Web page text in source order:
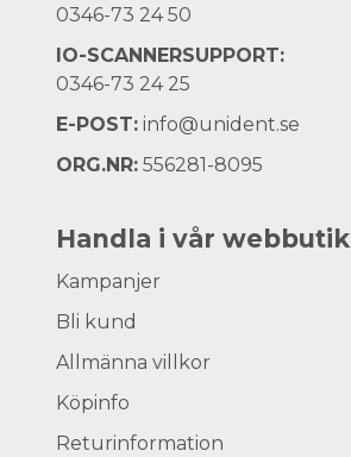
0346-73 24 50
IO-SCANNERSUPPORT:
0346-73 24 25
E-POST: info@unident.se
ORG.NR: 556281-8095
Handla i vår webbutik
Kampanjer
Bli kund
Allmänna villkor
Köpinfo
Returinformation